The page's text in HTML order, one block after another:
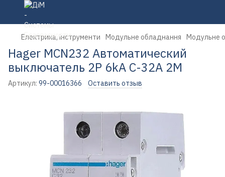
Електрика, інструменти Модульне обладнання Модульне
Hager MCN232 Автоматический
выключатель 2P 6kA C-32A 2M
Артикул: 99-00016366 Оставить отзыв